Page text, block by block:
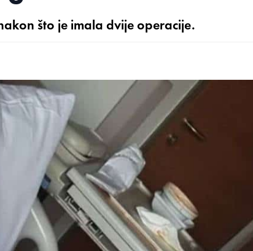
što je imala dvije operacije.